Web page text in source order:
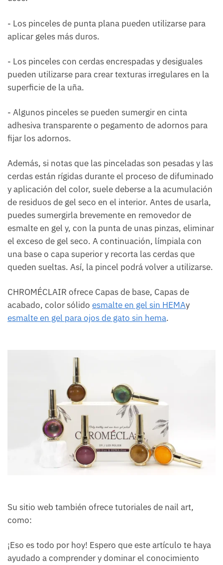
- Los pinceles de punta plana pueden utilizarse para
aplicar geles más duros.
- Los pinceles con cerdas encrespadas y desiguales
pueden utilizarse para crear texturas irregulares en la
superficie de la uña.
- Algunos pinceles se pueden sumergir en cinta
adhesiva transparente o pegamento de adornos para
fijar los adornos.
Además, si notas que las pinceladas son pesadas y las
cerdas están rígidas durante el proceso de difuminado
y aplicación del color, suele deberse a la acumulación
de residuos de gel seco en el interior. Antes de usarla,
puedes sumergirla brevemente en removedor de
esmalte en gel y, con la punta de unas pinzas, eliminar
el exceso de gel seco. A continuación, límpiala con
una base o capa superior y recorta las cerdas que
queden sueltas. Así, la pincel podrá volver a utilizarse.
CHROMÉCLAIR ofrece Capas de base, Capas de
acabado, color sólido esmalte en gel sin HEMAy
esmalte en gel para ojos de gato sin hema.
Su sitio web también ofrece tutoriales de nail art,
como:
¡Eso es todo por hoy! Espero que este artículo te haya
ayudado a comprender y dominar el conocimiento